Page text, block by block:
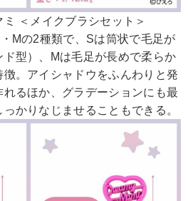
＜メイクブラシセット＞
Mの2種類で、Sは筒状で毛足が
型）、Mは毛足が長めで柔らか
。アイシャドウをふんわりと発
るほか、グラデーションにも最
かりなじませることもできる。